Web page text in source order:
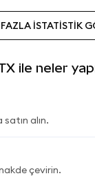
İSTATİSTİK
ile neler
alın.
çevirin.